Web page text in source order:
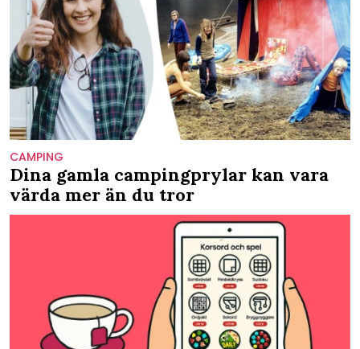
CAMPING
Dina gamla campingprylar kan vara
värda mer än du tror